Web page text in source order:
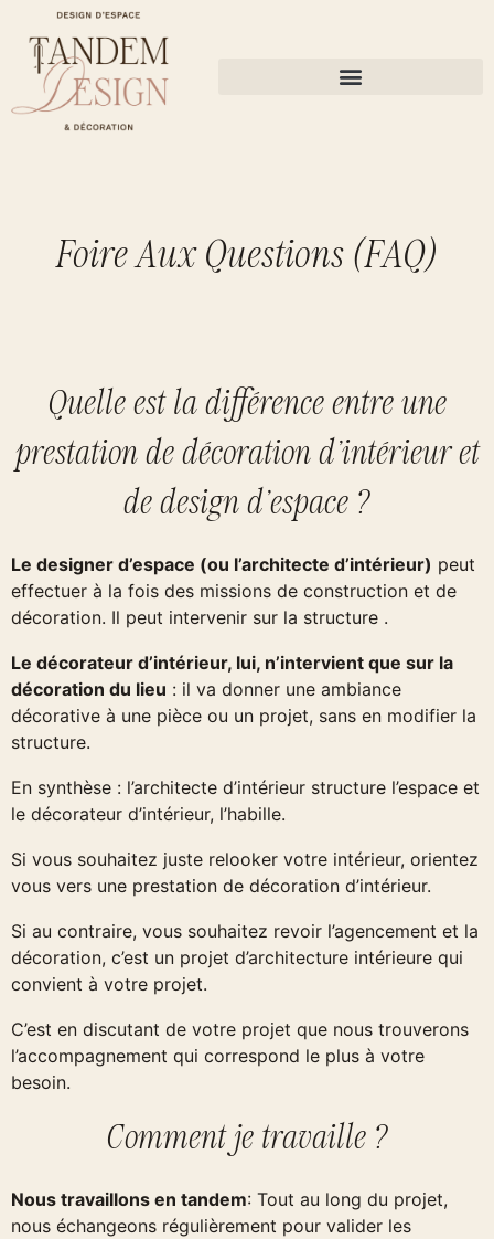
Foire Aux Questions (FAQ)
Quelle est la différence entre une
prestation de décoration d'intérieur et
de design d'espace ?
Le designer d’espace (ou l’architecte d’intérieur) peut
effectuer à la fois des missions de construction et de
décoration. Il peut intervenir sur la structure .
Le décorateur d’intérieur, lui, n’intervient que sur la
décoration du lieu : il va donner une ambiance
décorative à une pièce ou un projet, sans en modifier la
structure.
En synthèse : l’architecte d’intérieur structure l’espace et
le décorateur d’intérieur, l’habille.
Si vous souhaitez juste relooker votre intérieur, orientez
vous vers une prestation de décoration d’intérieur.
Si au contraire, vous souhaitez revoir l’agencement et la
décoration, c’est un projet d’architecture intérieure qui
convient à votre projet.
C’est en discutant de votre projet que nous trouverons
l’accompagnement qui correspond le plus à votre
besoin.
Comment je travaille ?
Nous travaillons en tandem: Tout au long du projet,
nous échangeons régulièrement pour valider les